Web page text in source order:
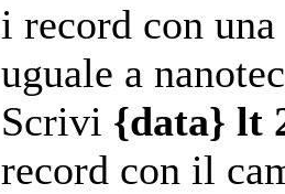
i record con
uguale a
Scrivi {data} lt
record con il